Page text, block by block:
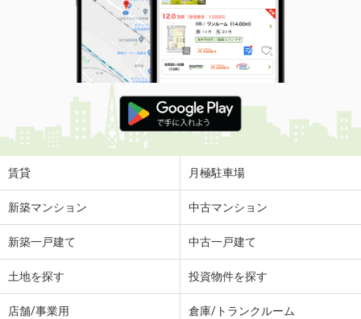
賃貸 月極駐車場
新築マンション 中古マンション
新築一戸建て 中古一戸建て
土地を探す 投資物件を探す
店舗/事業用 倉庫/トランクルーム